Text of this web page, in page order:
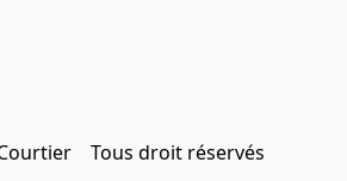
Tous droit réservés